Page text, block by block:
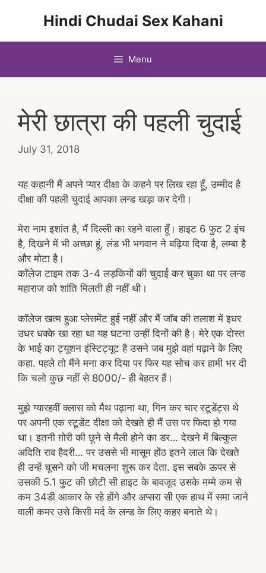
Hindi Chudai Sex Kahani
Menu
मेरी छात्रा की पहली चुदाई
July 31, 2018
यह कहानी मैं अपने प्यार दीक्षा के कहने पर लिख रहा हूँ, उम्मीद है
दीक्षा की पहली चुदाई आपका लन्ड खड़ा कर देगी।
मेरा नाम इशांत है, मैं दिल्ली का रहने वाला हूँ। हाइट 6 फुट 2 इंच
है, दिखने में भी अच्छा हूं, लंड भी भगवान ने बढ़िया दिया है, लम्बा है
और मोटा है।
कॉलेज टाइम तक 3-4 लड़कियों की चुदाई कर चुका था पर लन्ड
महाराज को शांति मिलती ही नहीं थी।
कॉलेज खत्म हुआ प्लेसमेंट हुई नहीं और मैं जॉब की तलाश में इधर
उधर धक्के खा रहा था यह घटना उन्हीं दिनों की है। मेरे एक दोस्त
के भाई का ट्यूशन इंस्टिट्यूट है उसने जब मुझे वहां पढ़ाने के लिए
कहा. पहले तो मैंने मना कर दिया पर फिर यह सोच कर हामी भर दी
कि चलो कुछ नहीं से 8000/- ही बेहतर हैं।
मुझे ग्यारहवीं क्लास को मैथ पढ़ाना था, गिन कर चार स्टूडेंट्स थे
पर अपनी एक स्टूडेंट दीक्षा को देखते ही मैं उस पर फिदा हो गया
था। इतनी ग़ोरी की छूने से मैली होने का डर… देखने में बिल्कुल
अदिति राव हैदरी… पर उससे भी मासूम होंठ इतने लाल कि देखते
ही उन्हें चूसने को जी मचलना शुरू कर देता. इस सबके ऊपर से
उसकी 5.1 फुट की छोटी सी हाइट के बावजूद उसके मम्मे कम से
कम 34डी आकार के रहे होंगे और अप्सरा सी एक हाथ में समा जाने
वाली कमर उसे किसी मर्द के लन्ड के लिए कहर बनाते थे।